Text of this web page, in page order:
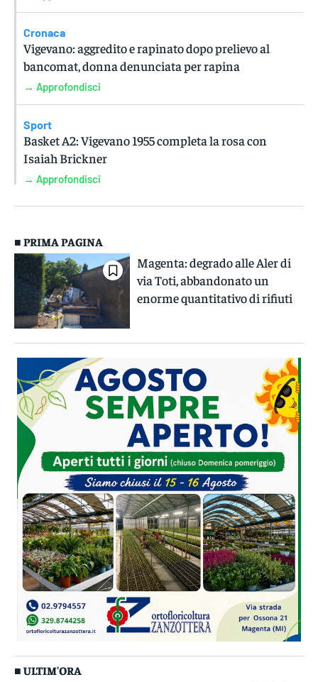
Cronaca
Vigevano: aggredito e rapinato dopo prelievo al
bancomat, donna denunciata per rapina
→ Approfondisci
Sport
Basket A2: Vigevano 1955 completa la rosa con
Isaiah Brickner
→ Approfondisci
■ PRIMA PAGINA
Magenta: degrado alle Aler di
via Toti, abbandonato un
enorme quantitativo di rifiuti
■ ULTIM'ORA